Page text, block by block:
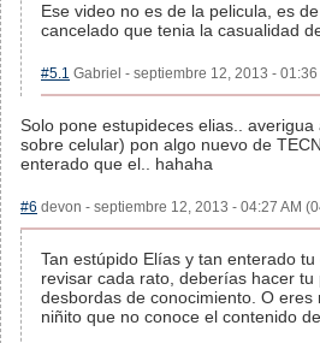
Ese video no es de la pelicula, es
cancelado que tenia la casualidad
#5.1 Gabriel - septiembre 12, 2013 -
Solo pone estupideces elias..
sobre celular) pon algo nuevo de
enterado que el.. hahaha
#6 devon - septiembre 12, 2013 - 04:27 AM
Tan estúpido Elías y tan enterado
revisar cada rato, deberías hacer
desbordas de conocimiento. O eres
niñito que no conoce el contenido de